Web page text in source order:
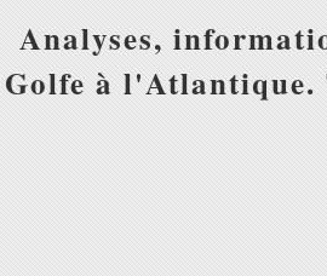
Analyses,
Golfe à l'Atlantique.